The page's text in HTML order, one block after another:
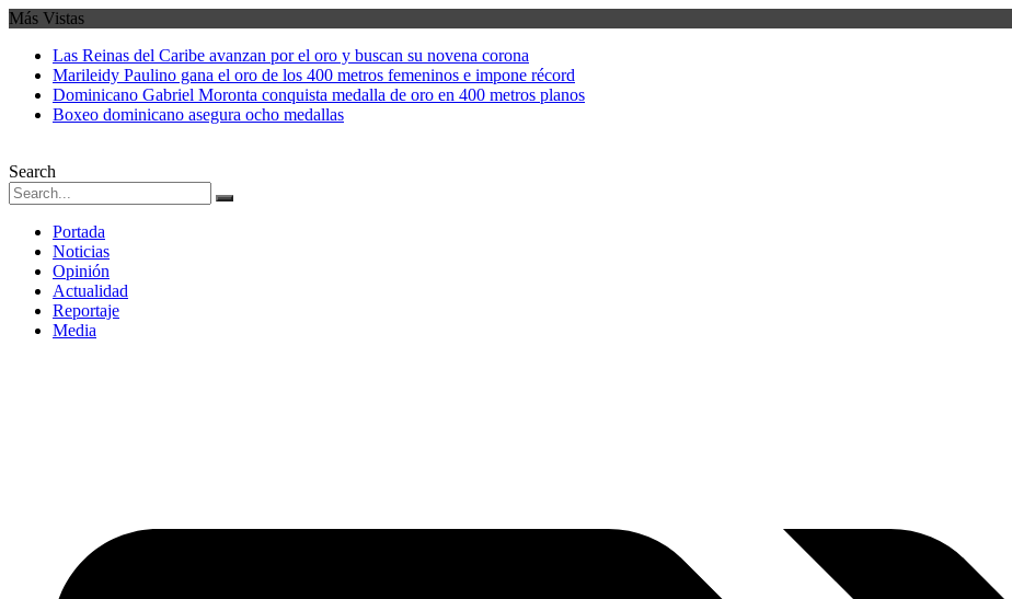
Más Vistas
Las Reinas del Caribe avanzan por el oro y buscan su novena corona
Marileidy Paulino gana el oro de los 400 metros femeninos e impone récord
Dominicano Gabriel Moronta conquista medalla de oro en 400 metros planos
Boxeo dominicano asegura ocho medallas
Search
Portada
Noticias
Opinión
Actualidad
Reportaje
Media